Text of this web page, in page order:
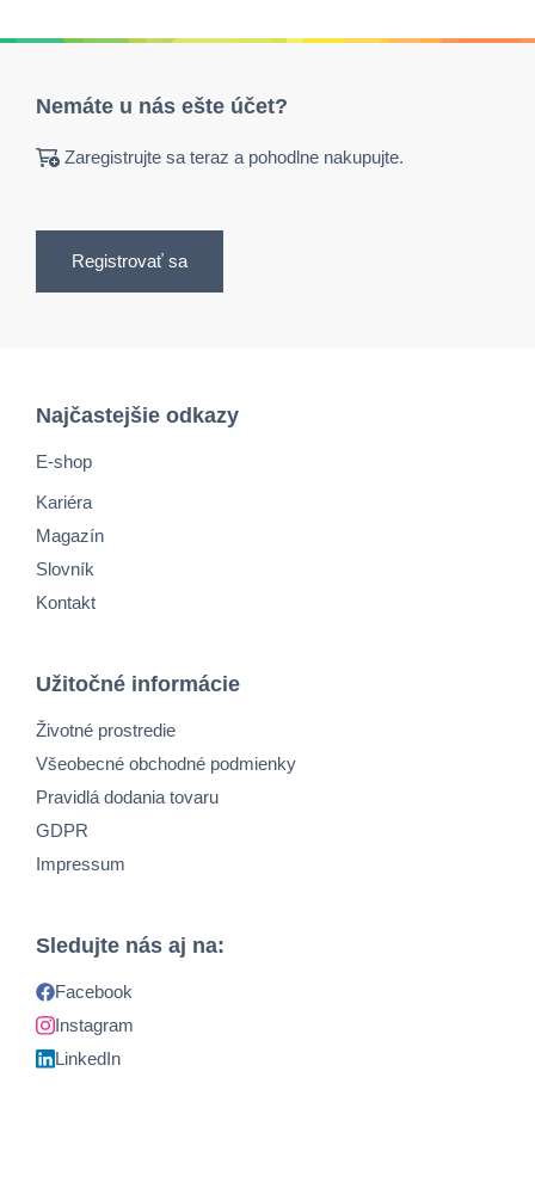
Nemáte u nás ešte účet?
Zaregistrujte sa teraz a pohodlne nakupujte.
Registrovať sa
Najčastejšie odkazy
E-shop
Kariéra
Magazín
Slovník
Kontakt
Užitočné informácie
Životné prostredie
Všeobecné obchodné podmienky
Pravidlá dodania tovaru
GDPR
Impressum
Sledujte nás aj na:
Facebook
Instagram
LinkedIn